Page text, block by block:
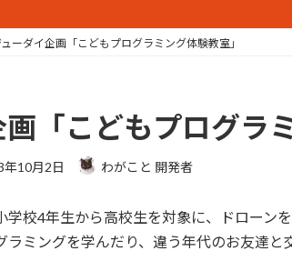
ューダイ企画「こどもプログラミング体験教室」
「こどもプログラ
年10月2日 わがこと 開発者
学校4年生から高校生を対象に、ドローン
ラミングを学んだり、違う年代のお友達